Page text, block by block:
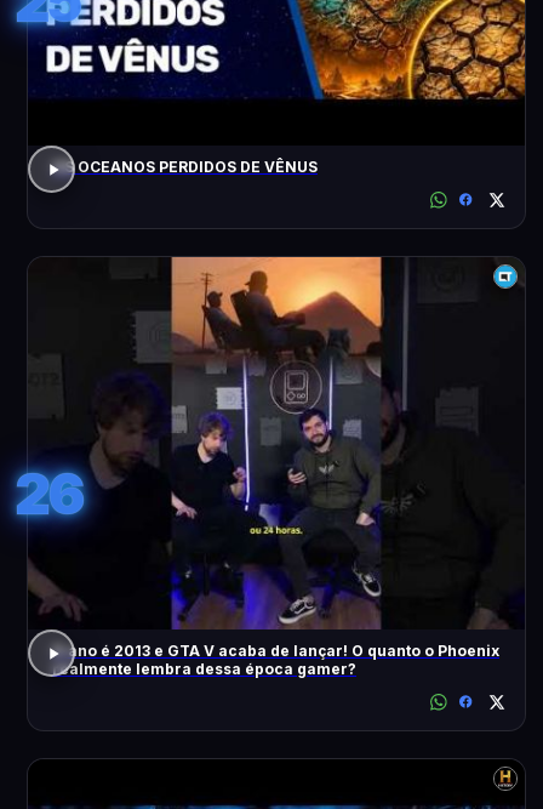
OS OCEANOS PERDIDOS DE VÊNUS
26
O ano é 2013 e GTA V acaba de lançar! O quanto o Phoenix
realmente lembra dessa época gamer?